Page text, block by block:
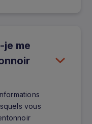
je me
vous